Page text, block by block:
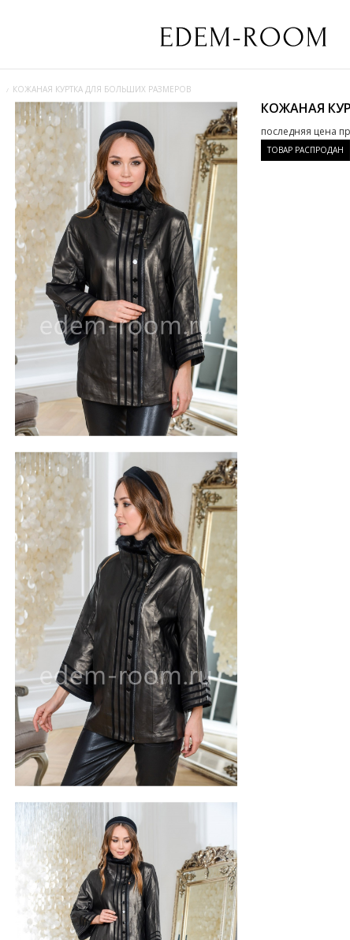
КОЖАНАЯ КУРТКА ДЛЯ БОЛЬШИХ РАЗМЕРОВ
КОЖАНАЯ
последняя цена
ТОВАР РАСПРОДАН